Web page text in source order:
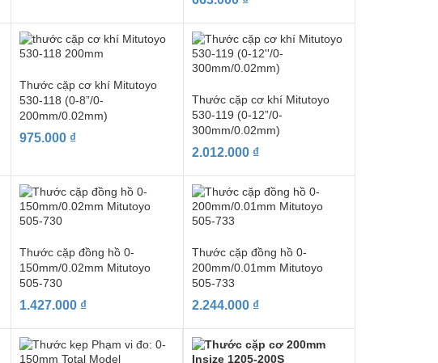
Thước cặp cơ khí Mitutoyo
530-118 (0-8”/0-
200mm/0.02mm)
975.000 ₫
Thước cặp cơ khí Mitutoyo
530-119 (0-12”/0-
300mm/0.02mm)
2.012.000 ₫
Thước cặp đồng hồ 0-
150mm/0.02mm Mitutoyo
505-730
1.427.000 ₫
Thước cặp đồng hồ 0-
200mm/0.01mm Mitutoyo
505-733
2.244.000 ₫